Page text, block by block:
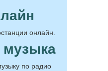
онлайн.
музыка
по радио